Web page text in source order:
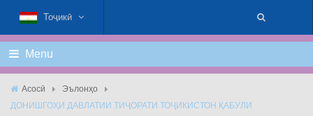
Тоҷикӣ
Menu
Асосӣ
Эълонҳо
ДОНИШГОҲИ ДАВЛАТИИ ТИҶОРАТИ ТОҶИКИСТОН ҚАБУЛИ